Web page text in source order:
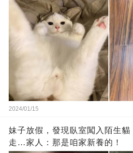
2024/01/15
妹子放假，發現臥室闖入陌生貓
走…家人：那是咱家新養的！